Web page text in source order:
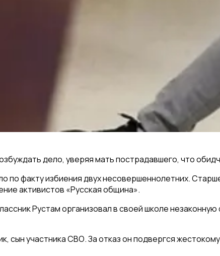
дело, уверяя мать пострадавшего, что
по факту избиения двух несовершеннолетних.
активистов «Русская община».
Рустам организовал в своей школе
сын участника СВО. За отказ он подвергся